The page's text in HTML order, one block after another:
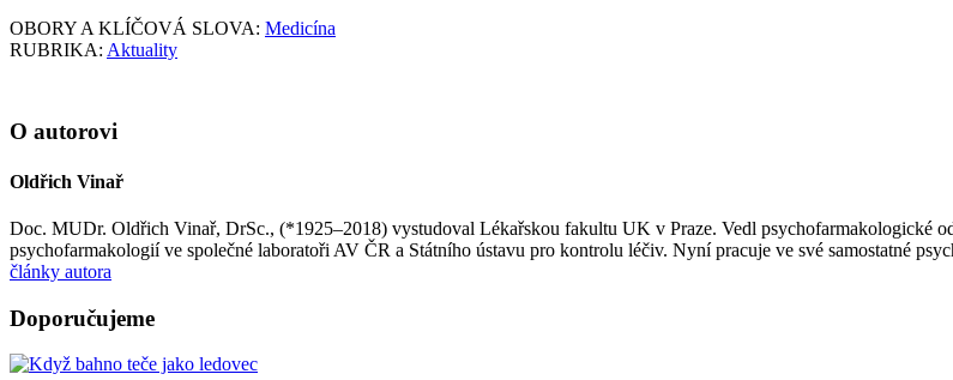
OBORY A KLÍČOVÁ SLOVA: Medicína
RUBRIKA: Aktuality
O autorovi
Oldřich Vinař
Doc. MUDr. Oldřich Vinař, DrSc., (*1925–2018) vystudoval Lékařskou fakultu UK v Praze. Vedl psychofarmakologické
psychofarmakologií ve společné laboratoři AV ČR a Státního ústavu pro kontrolu léčiv. Nyní pracuje ve své samostatné
články autora
Doporučujeme